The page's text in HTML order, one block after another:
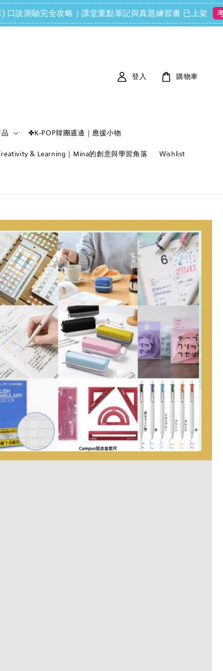
測驗完全攻略｜課堂重點筆記與真題練習書 已上架 考衝
✤K-POP韓團週邊｜應援小物
& Learning｜Mina的創意與學習角落 Wishlist
登入 購物車